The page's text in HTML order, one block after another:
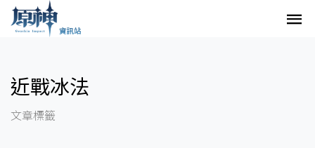
近戰冰法
文章標籤